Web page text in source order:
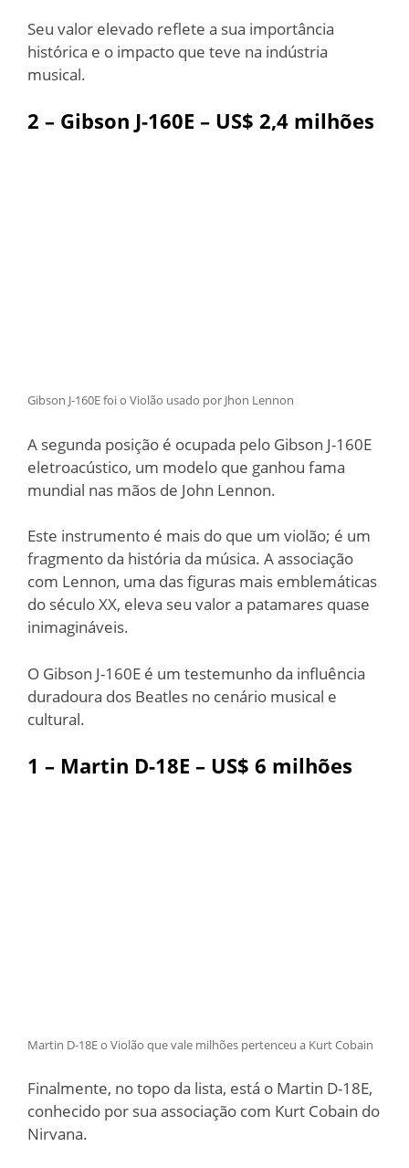
Seu valor elevado reflete a sua importância
histórica e o impacto que teve na indústria
musical.
2 – Gibson J-160E – US$ 2,4 milhões
Gibson J-160E foi o Violão usado por Jhon Lennon
A segunda posição é ocupada pelo Gibson J-160E
eletroacústico, um modelo que ganhou fama
mundial nas mãos de John Lennon.
Este instrumento é mais do que um violão; é um
fragmento da história da música. A associação
com Lennon, uma das figuras mais emblemáticas
do século XX, eleva seu valor a patamares quase
inimagináveis.
O Gibson J-160E é um testemunho da influência
duradoura dos Beatles no cenário musical e
cultural.
1 – Martin D-18E – US$ 6 milhões
Martin D-18E o Violão que vale milhões pertenceu a Kurt Cobain
Finalmente, no topo da lista, está o Martin D-18E,
conhecido por sua associação com Kurt Cobain do
Nirvana.